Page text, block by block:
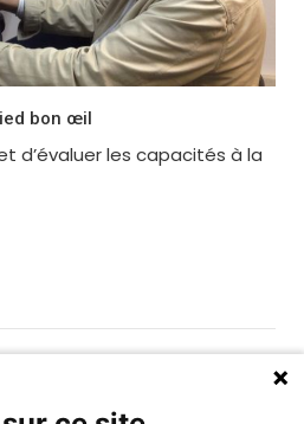
bon œil
d’évaluer les capacités à la